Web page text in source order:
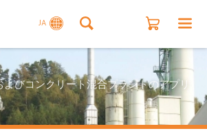
JA
びコンクリート混合プラントのアプリ